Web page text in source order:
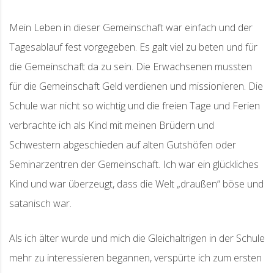
Mein Leben in dieser Gemeinschaft war einfach und der
Tagesablauf fest vorgegeben. Es galt viel zu beten und für
die Gemeinschaft da zu sein. Die Erwachsenen mussten
für die Gemeinschaft Geld verdienen und missionieren. Die
Schule war nicht so wichtig und die freien Tage und Ferien
verbrachte ich als Kind mit meinen Brüdern und
Schwestern abgeschieden auf alten Gutshöfen oder
Seminarzentren der Gemeinschaft. Ich war ein glückliches
Kind und war überzeugt, dass die Welt „draußen“ böse und
satanisch war.
Als ich älter wurde und mich die Gleichaltrigen in der Schule
mehr zu interessieren begannen, verspürte ich zum ersten